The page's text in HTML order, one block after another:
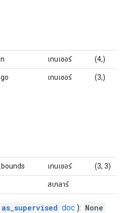
เทนเซอร์ (4,)
เทนเซอร์ (3,)
เทนเซอร์ (3, 3)
สเกลาร์
as_supervised doc ): None